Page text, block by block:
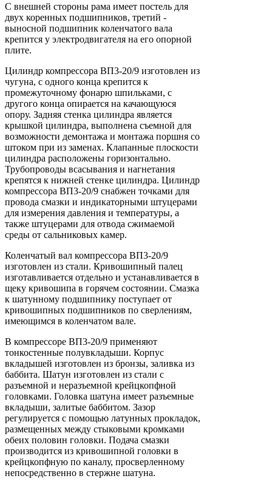
С внешней стороны рама имеет постель для
двух коренных подшипников, третий -
выносной подшипник коленчатого вала
крепится у электродвигателя на его опорной
плите.
Цилиндр компрессора ВП3-20/9 изготовлен из
чугуна, с одного конца крепится к
промежуточному фонарю шпильками, с
другого конца опирается на качающуюся
опору. Задняя стенка цилиндра является
крышкой цилиндра, выполнена съемной для
возможности демонтажа и монтажа поршня со
штоком при из заменах. Клапанные плоскости
цилиндра расположены горизонтально.
Трубопроводы всасывания и нагнетания
крепятся к нижней стенке цилиндра. Цилиндр
компрессора ВП3-20/9 снабжен точками для
провода смазки и индикаторными штуцерами
для измерения давления и температуры, а
также штуцерами для отвода сжимаемой
среды от сальниковых камер.
Коленчатый вал компрессора ВП3-20/9
изготовлен из стали. Кривошипный палец
изготавливается отдельно и устанавливается в
щеку кривошипа в горячем состоянии. Смазка
к шатунному подшипнику поступает от
кривошипных подшипников по сверлениям,
имеющимся в коленчатом вале.
В компрессоре ВП3-20/9 применяют
тонкостенные полувкладыши. Корпус
вкладышей изготовлен из бронзы, заливка из
баббита. Шатун изготовлен из стали с
разъемной и неразъемной крейцкопфной
головками. Головка шатуна имеет разъемные
вкладыши, залитые баббитом. Зазор
регулируется с помощью латунных прокладок,
размещенных между стыковыми кромками
обеих половин головки. Подача смазки
производится из кривошипной головки в
крейцкопфную по каналу, просверленному
непосредственно в стержне шатуна.